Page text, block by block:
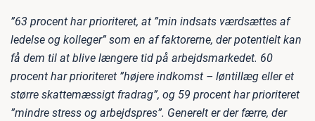
”63 procent har prioriteret, at ”min indsats værdsættes af
ledelse og kolleger” som en af faktorerne, der potentielt kan
få dem til at blive længere tid på arbejdsmarkedet. 60
procent har prioriteret ”højere indkomst – løntillæg eller et
større skattemæssigt fradrag”, og 59 procent har prioriteret
”mindre stress og arbejdspres”. Generelt er der færre, der